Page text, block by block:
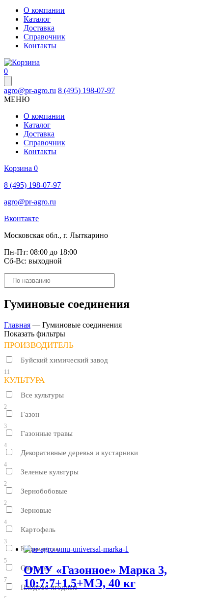
О компании
Каталог
Доставка
Справочник
Контакты
0
agro@pr-agro.ru 8 (495) 198-07-97
МЕНЮ
О компании
Каталог
Доставка
Справочник
Контакты
Корзина 0
8 (495) 198-07-97
agro@pr-agro.ru
Вконтакте
Московская обл., г. Лыткарино
Пн-Пт: 08:00 до 18:00
Сб-Вс: выходной
Поиск
товаров
Гуминовые соединения
Главная — Гуминовые соединения
Показать фильтры
ПРОИЗВОДИТЕЛЬ
Буйский химический завод
11
КУЛЬТУРА
Все культуры
2
Газон
3
Газонные травы
4
Декоративные деревья и кустарники
4
Зеленые культуры
2
Зернобобовые
2
Зерновые
4
Картофель
3
Корнеплоды
5
Овощные
7
Плодово-ягодные
ОМУ «Газонное» Марка 3,
10:7:7+1.5+МЭ, 40 кг